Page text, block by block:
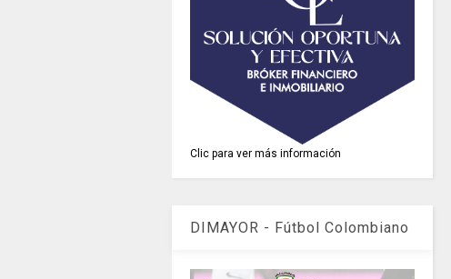
Clic para ver más información
DIMAYOR - Fútbol Colombiano